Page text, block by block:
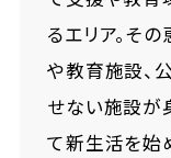
るエリア。そ
や教育施設、
せない施設が
て新生活を始